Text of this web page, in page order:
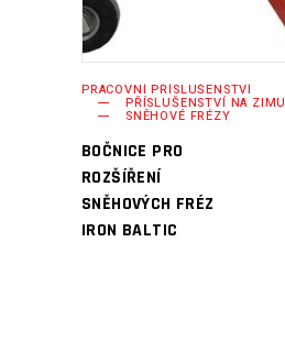
PRACOVNÍ PŘÍSLUŠENSTVÍ
PŘÍSLUŠENSTVÍ NA ZIMU
SNĚHOVÉ FRÉZY
BOČNICE PRO
ROZŠÍŘENÍ
SNĚHOVÝCH FRÉZ
IRON BALTIC